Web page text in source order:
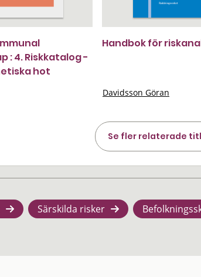
: 4. Riskkatalog -
hot
Handbok för
Davidsson Göran
Se fler relaterade
Särskilda risker